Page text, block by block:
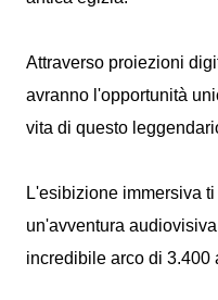
Attraverso proiezioni
avranno l'opportunità
vita di questo
L'esibizione immersiva
un'avventura
incredibile arco di 3.400